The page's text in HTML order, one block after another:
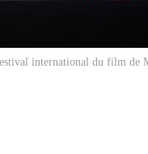
international du film de